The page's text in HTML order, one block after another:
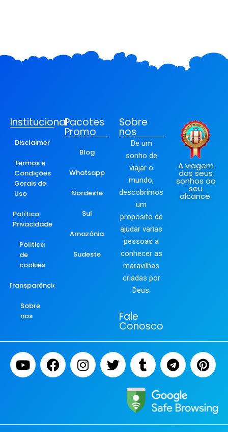
Institucional
Disclaimer
Termos e
Condições
Gerais de
Uso
Política
Privacidade
Politica
de
cookies
Transparência
Sobre
nos
Pacotes
Promo
Blog
Whatsapp
Nordeste
Sul
Amazônia
Sudeste
Sobre
nos
De um
sonho de
viajar o
mundo,
descobrimos
um
proposito de
ajudar varias
pessoas a
conhecer as
maravilhas
criadas por
Deus.
Fale
Conosco
A viagem
dos seus
sonhos ao
seu
alcance.